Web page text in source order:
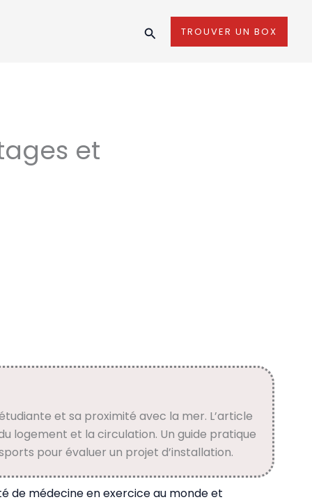
RechercherTROUVER UN BOX
et
et sa proximité avec la mer. L’article
logement et la circulation. Un guide pratique
pour évaluer un projet d’installation.
de médecine en exercice au monde et